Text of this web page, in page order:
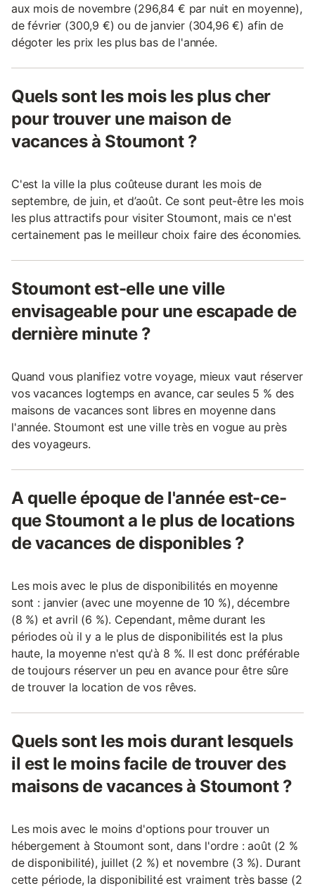
aux mois de novembre (296,84 € par nuit en moyenne),
de février (300,9 €) ou de janvier (304,96 €) afin de
dégoter les prix les plus bas de l'année.
Quels sont les mois les plus cher
pour trouver une maison de
vacances à Stoumont ?
C'est la ville la plus coûteuse durant les mois de
septembre, de juin, et d’août. Ce sont peut-être les mois
les plus attractifs pour visiter Stoumont, mais ce n'est
certainement pas le meilleur choix faire des économies.
Stoumont est-elle une ville
envisageable pour une escapade de
dernière minute ?
Quand vous planifiez votre voyage, mieux vaut réserver
vos vacances logtemps en avance, car seules 5 % des
maisons de vacances sont libres en moyenne dans
l'année. Stoumont est une ville très en vogue au près
des voyageurs.
A quelle époque de l'année est-ce-
que Stoumont a le plus de locations
de vacances de disponibles ?
Les mois avec le plus de disponibilités en moyenne
sont : janvier (avec une moyenne de 10 %), décembre
(8 %) et avril (6 %). Cependant, même durant les
périodes où il y a le plus de disponibilités est la plus
haute, la moyenne n'est qu'à 8 %. Il est donc préférable
de toujours réserver un peu en avance pour être sûre
de trouver la location de vos rêves.
Quels sont les mois durant lesquels
il est le moins facile de trouver des
maisons de vacances à Stoumont ?
Les mois avec le moins d'options pour trouver un
hébergement à Stoumont sont, dans l'ordre : août (2 %
de disponibilité), juillet (2 %) et novembre (3 %). Durant
cette période, la disponibilité est vraiment très basse (2